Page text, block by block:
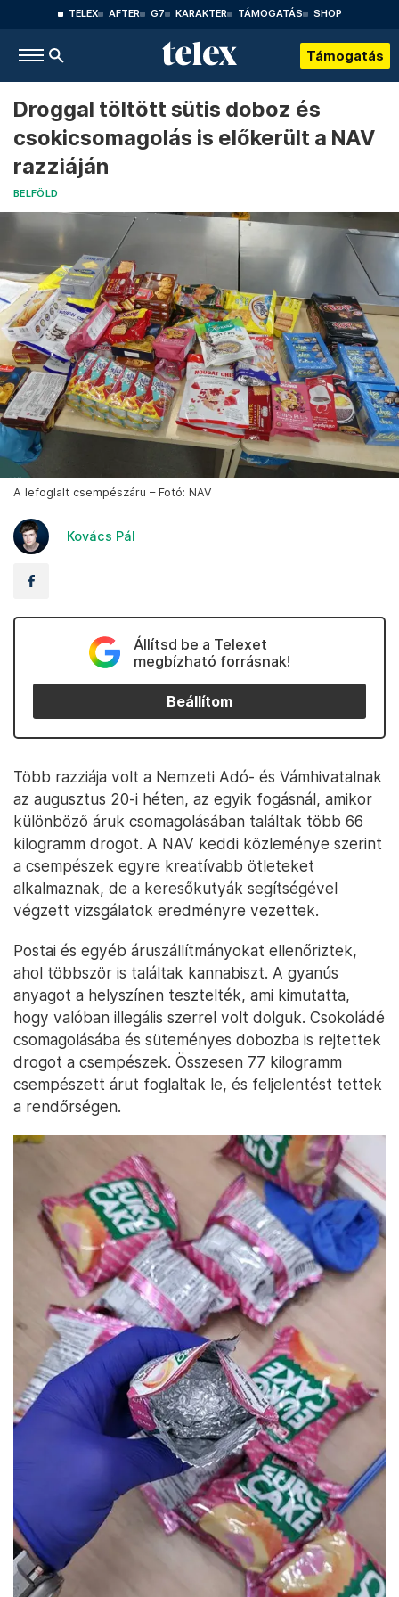
TELEX AFTER G7 KARAKTER TÁMOGATÁS SHOP
Támogatás
Droggal töltött sütis doboz és
csokicsomagolás is előkerült a NAV
razziáján
BELFÖLD
A lefoglalt csempészáru – Fotó: NAV
Kovács Pál
Állítsd be a Telexet
megbízható forrásnak!
Beállítom
Több razziája volt a Nemzeti Adó- és Vámhivatalnak
az augusztus 20-i héten, az egyik fogásnál, amikor
különböző áruk csomagolásában találtak több 66
kilogramm drogot. A NAV keddi közleménye szerint
a csempészek egyre kreatívabb ötleteket
alkalmaznak, de a keresőkutyák segítségével
végzett vizsgálatok eredményre vezettek.
Postai és egyéb áruszállítmányokat ellenőriztek,
ahol többször is találtak kannabiszt. A gyanús
anyagot a helyszínen tesztelték, ami kimutatta,
hogy valóban illegális szerrel volt dolguk. Csokoládé
csomagolásába és süteményes dobozba is rejtettek
drogot a csempészek. Összesen 77 kilogramm
csempészett árut foglaltak le, és feljelentést tettek
a rendőrségen.